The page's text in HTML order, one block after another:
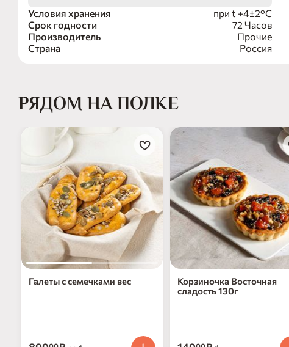
Условия хранения
при t +4±2°C
Срок годности
72 Часов
Производитель
Прочие
Страна
Россия
РЯДОМ НА ПОЛКЕ
Галеты с семечками вес
Корзиночка Восточная
сладость 130г